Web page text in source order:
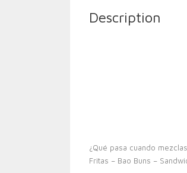
Description
¿Qué pasa cuando
Fritas – Bao Buns –